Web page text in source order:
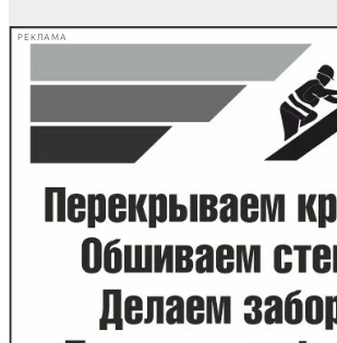
РЕКЛАМА